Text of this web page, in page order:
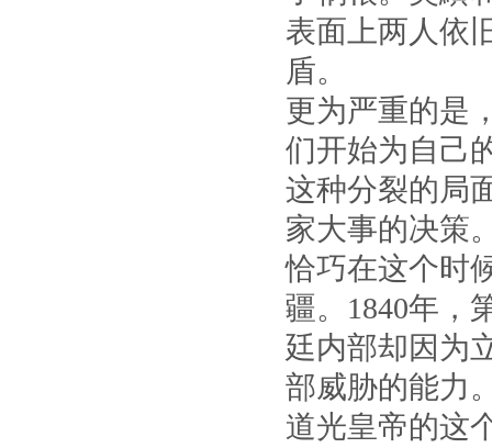
表面上两人依
盾。
更为严重的是
们开始为自己
这种分裂的局
家大事的决策
恰巧在这个时
疆。1840年，
廷内部却因为
部威胁的能力
道光皇帝的这